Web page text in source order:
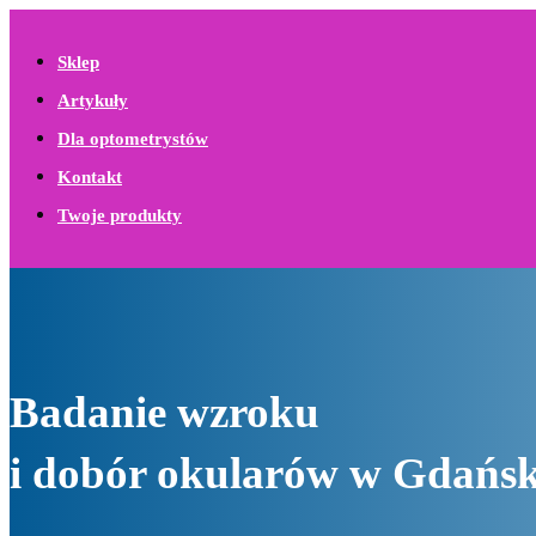
Sklep
Artykuły
Dla optometrystów
Kontakt
Twoje produkty
Badanie wzroku
i dobór okularów w